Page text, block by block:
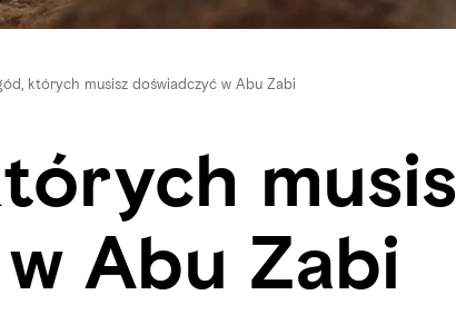
których musisz doświadczyć w Abu Zabi
Abu Zabi